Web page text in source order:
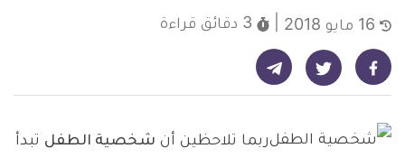
3 دقائق قراءة
شارك على فيسبوك - ديلي ميديكال انفو شارك على تويتر - ديلي ميديكال انفو شارك على تيليجرام - ديلي ميديكال انفو
ربما تلاحظين أن شخصية الطفل تبدأ